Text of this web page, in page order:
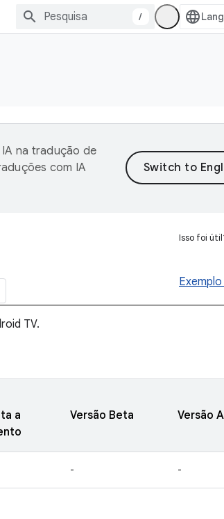
/
na tradução de
com IA
Isso foi
TV.
a
Versão Beta Versão
- -